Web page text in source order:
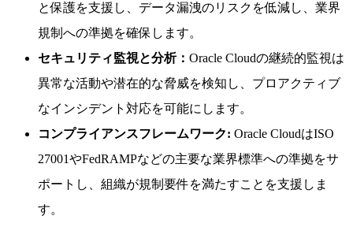
と保護を支援し、データ漏洩のリスクを低減し、業界
規制への準拠を確保します。
セキュリティ監視と分析： Oracle Cloudの継続的監視は
異常な活動や潜在的な脅威を検知し、プロアクティブ
なインシデント対応を可能にします。
コンプライアンスフレームワーク: Oracle CloudはISO
27001やFedRAMPなどの主要な業界標準への準拠をサ
ポートし、組織が規制要件を満たすことを支援しま
す。